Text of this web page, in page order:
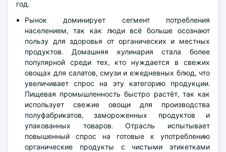
год.
Рынок доминирует сегмент потребления
населением, так как люди всё больше осознают
пользу для здоровья от органических и местных
продуктов. Домашняя кулинария стала более
популярной среди тех, кто нуждается в свежих
овощах для салатов, смузи и ежедневных блюд, что
увеличивает спрос на эту категорию продукции.
Пищевая промышленность быстро растёт, так как
использует свежие овощи для производства
полуфабрикатов, замороженных продуктов и
упакованных товаров. Отрасль испытывает
повышенный спрос на готовые к употреблению
органические продукты с чистыми этикетками